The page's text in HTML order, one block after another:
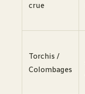
crue
Torchis /
Colombages